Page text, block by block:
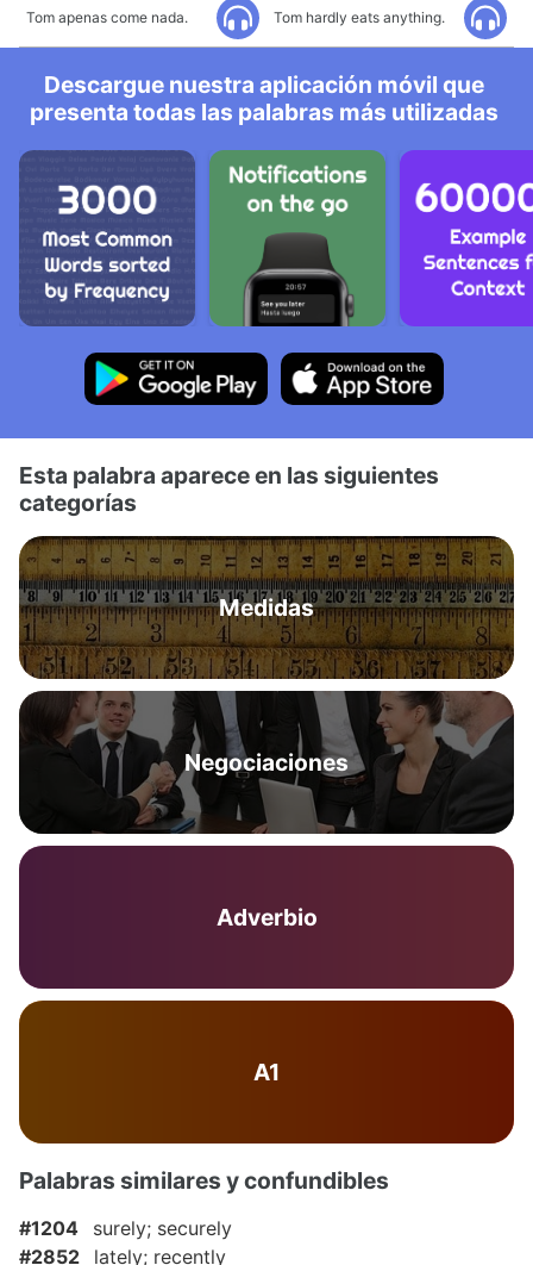
Tom apenas come nada. Tom hardly eats anything.
Descargue nuestra aplicación móvil que
presenta todas las palabras más utilizadas
Esta palabra aparece en las siguientes
categorías
Medidas
Negociaciones
Adverbio
A1
Palabras similares y confundibles
#1204
surely; securely
#2852
lately; recently